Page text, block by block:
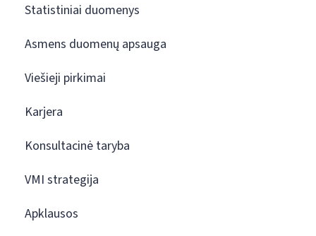
Statistiniai duomenys
Asmens duomenų apsauga
Viešieji pirkimai
Karjera
Konsultacinė taryba
VMI strategija
Apklausos